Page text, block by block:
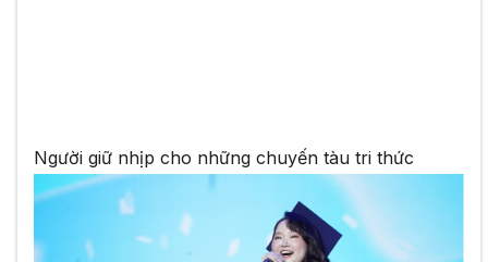
Người giữ nhịp cho những chuyến tàu tri thức